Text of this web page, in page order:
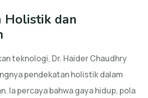
Holistik dan
teknologi, Dr. Haider Chaudhry
pendekatan holistik dalam
Ia percaya bahwa gaya hidup, pola